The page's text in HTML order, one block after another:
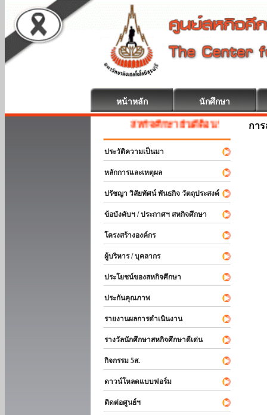
หน้าหลัก นักศึกษา
สหกิจศึกษา ยินดีต้อนรับ
ประวัติความเป็นมา
หลักการและเหตุผล
ปรัชญา วิสัยทัศน์ พันธกิจ วัตถุประสงค์
ข้อบังคับฯ / ประกาศฯ สหกิจศึกษา
โครงสร้างองค์กร
ผู้บริหาร / บุคลากร
ประโยชน์ของสหกิจศึกษา
ประกันคุณภาพ
รายงานผลการดำเนินงาน
รางวัลนักศึกษาสหกิจศึกษาดีเด่น
กิจกรรม 5ส.
ดาวน์โหลดแบบฟอร์ม
ติดต่อศูนย์ฯ
กา